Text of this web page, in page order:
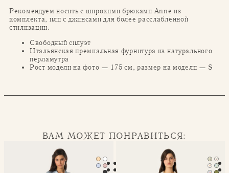
Рекомендуем носить с широкими брюками Anne из
комплекта, или с джинсами для более расслабленной
стилизации.
Свободный силуэт
Итальянская премиальная фурнитура из натурального
перламутра
Рост модели на фото — 175 см, размер на модели — S
ВАМ МОЖЕТ ПОНРАВИТЬСЯ:
Халат-кимоно Mona Классическая пижама